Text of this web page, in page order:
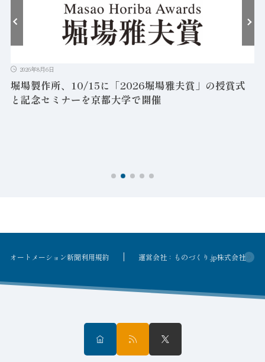
2026年8月6日
堀場製作所、10/15に「2026堀場雅夫賞」の授賞式
と記念セミナーを京都大学で開催
オートメーション新聞利用規約 運営会社：ものづくり.jp株式会社